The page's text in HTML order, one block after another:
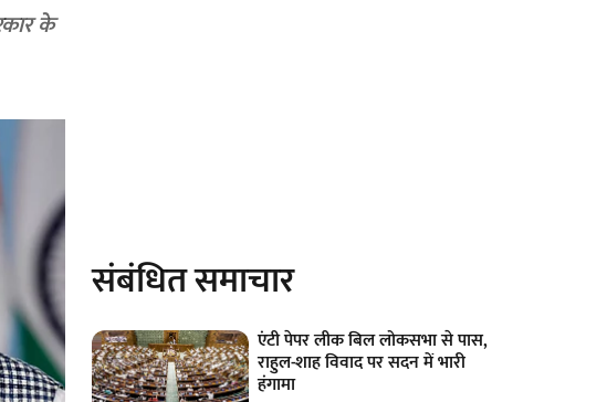
के
संबंधित समाचार
एंटी पेपर लीक बिल लोकसभा से पास,
राहुल-शाह विवाद पर सदन में भारी
हंगामा